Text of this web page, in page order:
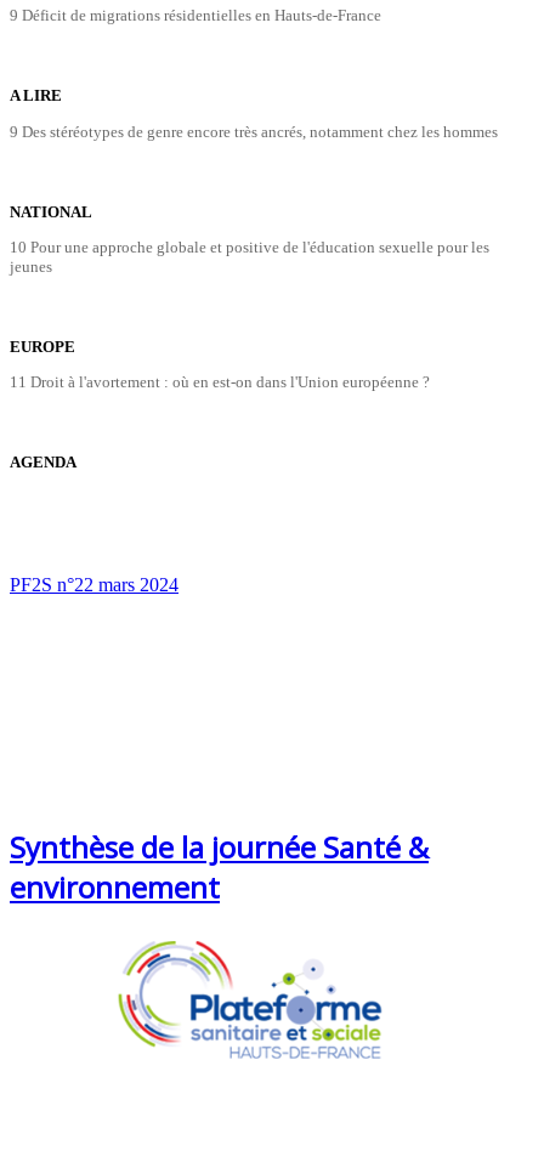
9 Déficit de migrations résidentielles en Hauts-de-France
A LIRE
9 Des stéréotypes de genre encore très ancrés, notamment chez les hommes
NATIONAL
10 Pour une approche globale et positive de l'éducation sexuelle pour les
jeunes
EUROPE
11 Droit à l'avortement : où en est-on dans l'Union européenne ?
AGENDA
PF2S n°22 mars 2024
Synthèse de la journée Santé &
environnement